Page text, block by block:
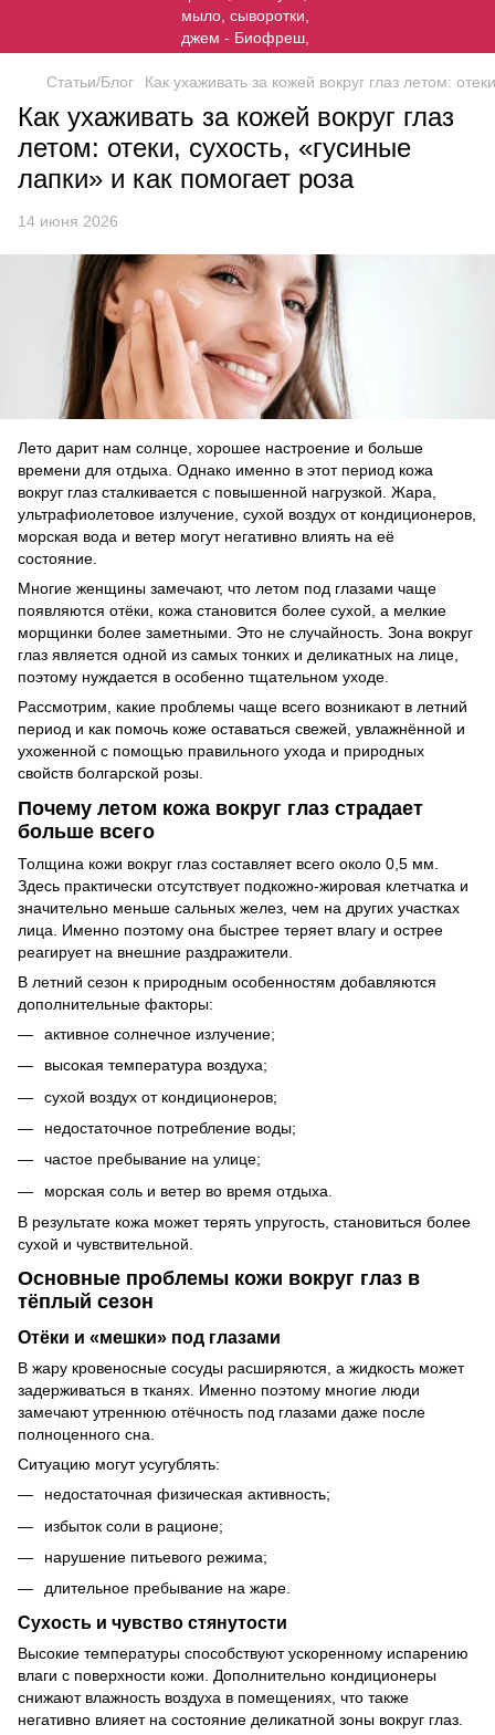
Статьи/Блог Как ухаживать за кожей вокруг глаз летом:
Как ухаживать за кожей вокруг глаз
летом: отеки, сухость, «гусиные
лапки» и как помогает роза
14 июня 2026
Лето дарит нам солнце, хорошее настроение и больше
времени для отдыха. Однако именно в этот период кожа
вокруг глаз сталкивается с повышенной нагрузкой. Жара,
ультрафиолетовое излучение, сухой воздух от кондиционеров,
морская вода и ветер могут негативно влиять на её
состояние.
Многие женщины замечают, что летом под глазами чаще
появляются отёки, кожа становится более сухой, а мелкие
морщинки более заметными. Это не случайность. Зона вокруг
глаз является одной из самых тонких и деликатных на лице,
поэтому нуждается в особенно тщательном уходе.
Рассмотрим, какие проблемы чаще всего возникают в летний
период и как помочь коже оставаться свежей, увлажнённой и
ухоженной с помощью правильного ухода и природных
свойств болгарской розы.
Почему летом кожа вокруг глаз страдает
больше всего
Толщина кожи вокруг глаз составляет всего около 0,5 мм.
Здесь практически отсутствует подкожно-жировая клетчатка и
значительно меньше сальных желез, чем на других участках
лица. Именно поэтому она быстрее теряет влагу и острее
реагирует на внешние раздражители.
В летний сезон к природным особенностям добавляются
дополнительные факторы:
активное солнечное излучение;
высокая температура воздуха;
сухой воздух от кондиционеров;
недостаточное потребление воды;
частое пребывание на улице;
морская соль и ветер во время отдыха.
В результате кожа может терять упругость, становиться более
сухой и чувствительной.
Основные проблемы кожи вокруг глаз в
тёплый сезон
Отёки и «мешки» под глазами
В жару кровеносные сосуды расширяются, а жидкость может
задерживаться в тканях. Именно поэтому многие люди
замечают утреннюю отёчность под глазами даже после
полноценного сна.
Ситуацию могут усугублять:
недостаточная физическая активность;
избыток соли в рационе;
нарушение питьевого режима;
длительное пребывание на жаре.
Сухость и чувство стянутости
Высокие температуры способствуют ускоренному испарению
влаги с поверхности кожи. Дополнительно кондиционеры
снижают влажность воздуха в помещениях, что также
негативно влияет на состояние деликатной зоны вокруг глаз.